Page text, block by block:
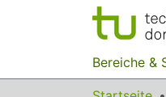
Bereiche &